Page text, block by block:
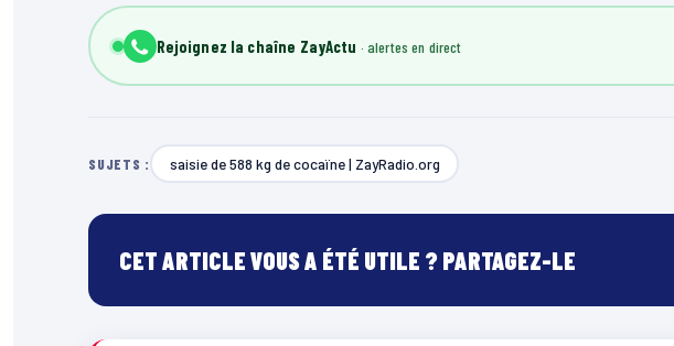
Rejoignez la chaîne ZayActu
SUJETS : saisie de 588 kg de cocaïne | ZayRadio.org
CET ARTICLE VOUS A ÉTÉ UTILE ? PARTAGEZ-LE